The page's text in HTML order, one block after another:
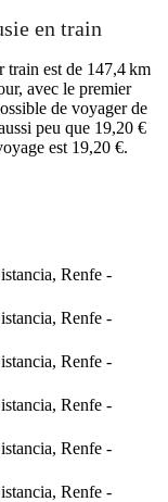
en train
train est de 147,4 km
avec le premier
de voyager de
peu que 19,20 €
est 19,20 €.
Renfe -
Renfe -
Renfe -
Renfe -
Renfe -
Renfe -